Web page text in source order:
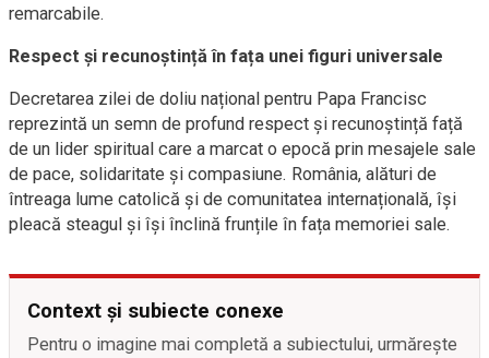
remarcabile.
Respect și recunoștință în fața unei figuri universale
Decretarea zilei de doliu național pentru Papa Francisc
reprezintă un semn de profund respect și recunoștință față
de un lider spiritual care a marcat o epocă prin mesajele sale
de pace, solidaritate și compasiune. România, alături de
întreaga lume catolică și de comunitatea internațională, își
pleacă steagul și își înclină frunțile în fața memoriei sale.
Context și subiecte conexe
Pentru o imagine mai completă a subiectului, urmărește